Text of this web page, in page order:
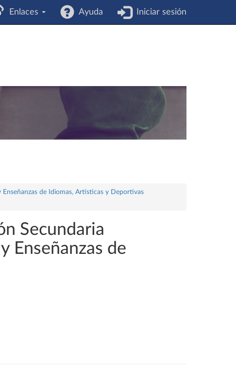
Enlaces Ayuda Iniciar sesión
de Idiomas, Artísticas y Deportivas
Secundaria
Enseñanzas de